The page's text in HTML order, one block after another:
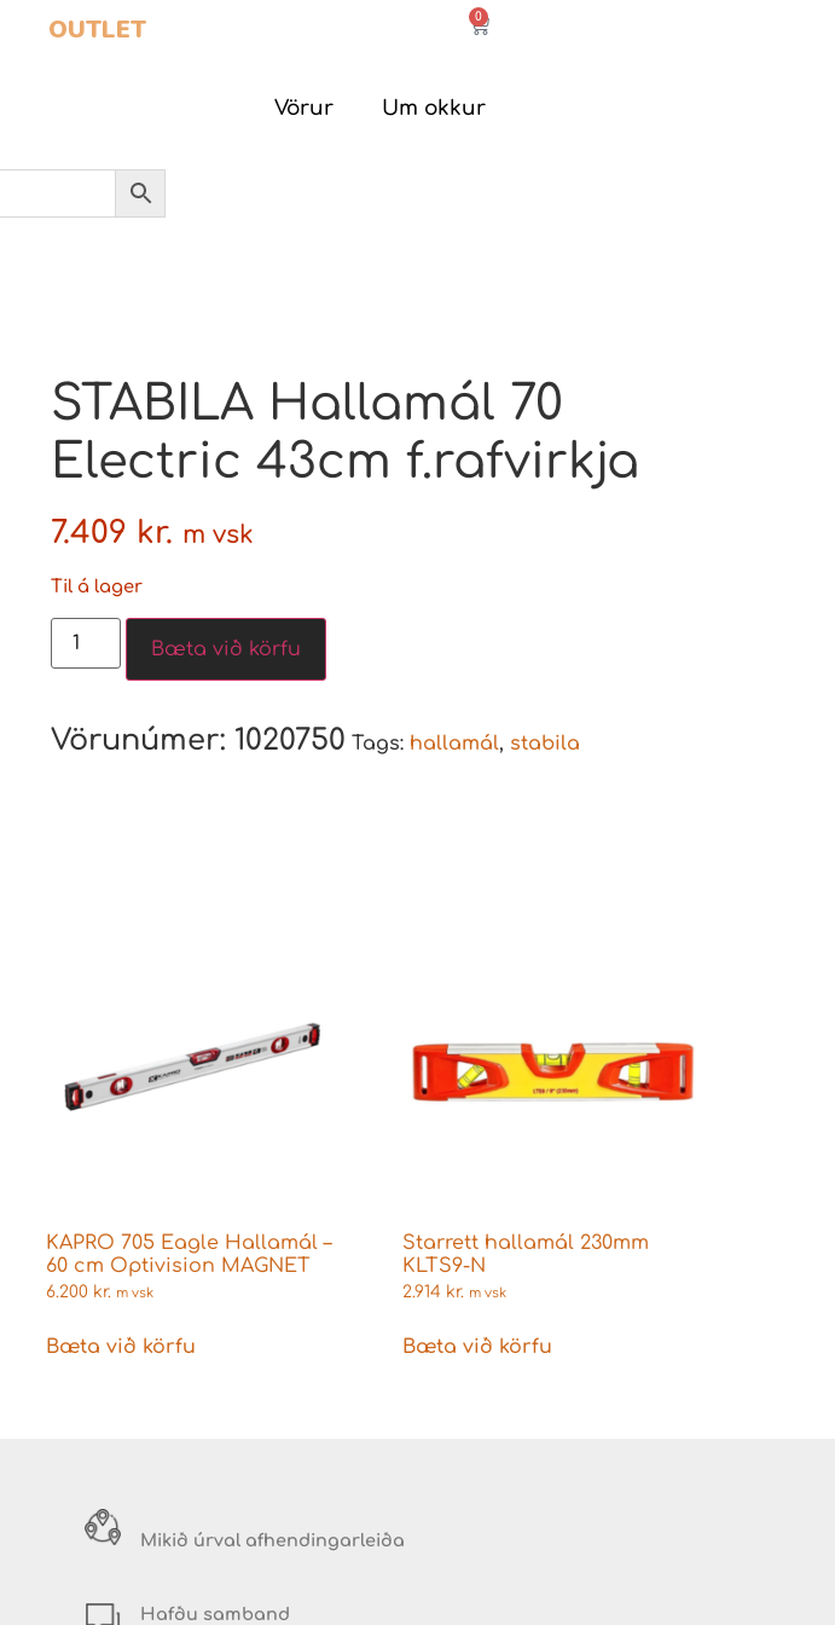
OUTLET 0
Vörur Um okkur
STABILA Hallamál 70
Electric 43cm f.rafvirkja
7.409 kr. m vsk
Til á lager
Bæta við körfu
Vörunúmer: 1020750 Tags: hallamál, stabila
KAPRO 705 Eagle Hallamál –
60 cm Optivision MAGNET
6.200 kr. m vsk
Bæta við körfu
Starrett hallamál 230mm
KLTS9-N
2.914 kr. m vsk
Bæta við körfu
Mikið úrval afhendingarleiða
Hafðu samband